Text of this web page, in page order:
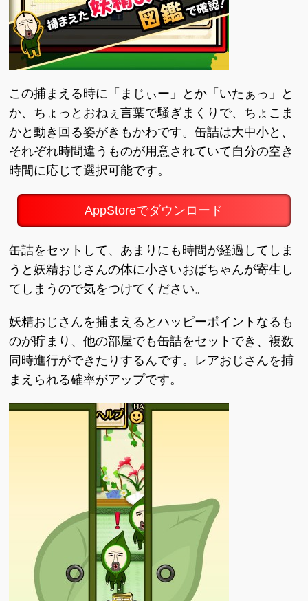
この捕まえる時に「まじぃー」とか「いたぁっ」と
か、ちょっとおねぇ言葉で騒ぎまくりで、ちょこま
かと動き回る姿がきもかわです。缶詰は大中小と、
それぞれ時間違うものが用意されていて自分の空き
時間に応じて選択可能です。
AppStoreでダウンロード
缶詰をセットして、あまりにも時間が経過してしま
うと妖精おじさんの体に小さいおばちゃんが寄生し
てしまうので気をつけてください。
妖精おじさんを捕まえるとハッピーポイントなるも
のが貯まり、他の部屋でも缶詰をセットでき、複数
同時進行ができたりするんです。レアおじさんを捕
まえられる確率がアップです。